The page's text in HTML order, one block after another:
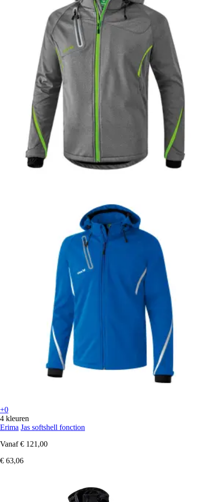
+0
4 kleuren
Erima Jas softshell fonction
Vanaf € 121,00
€ 63,06